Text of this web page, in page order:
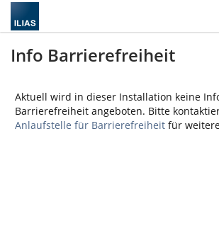
Info Barrierefreiheit
Aktuell wird in dieser Installation keine
Barrierefreiheit angeboten. Bitte
Anlaufstelle für Barrierefreiheit für